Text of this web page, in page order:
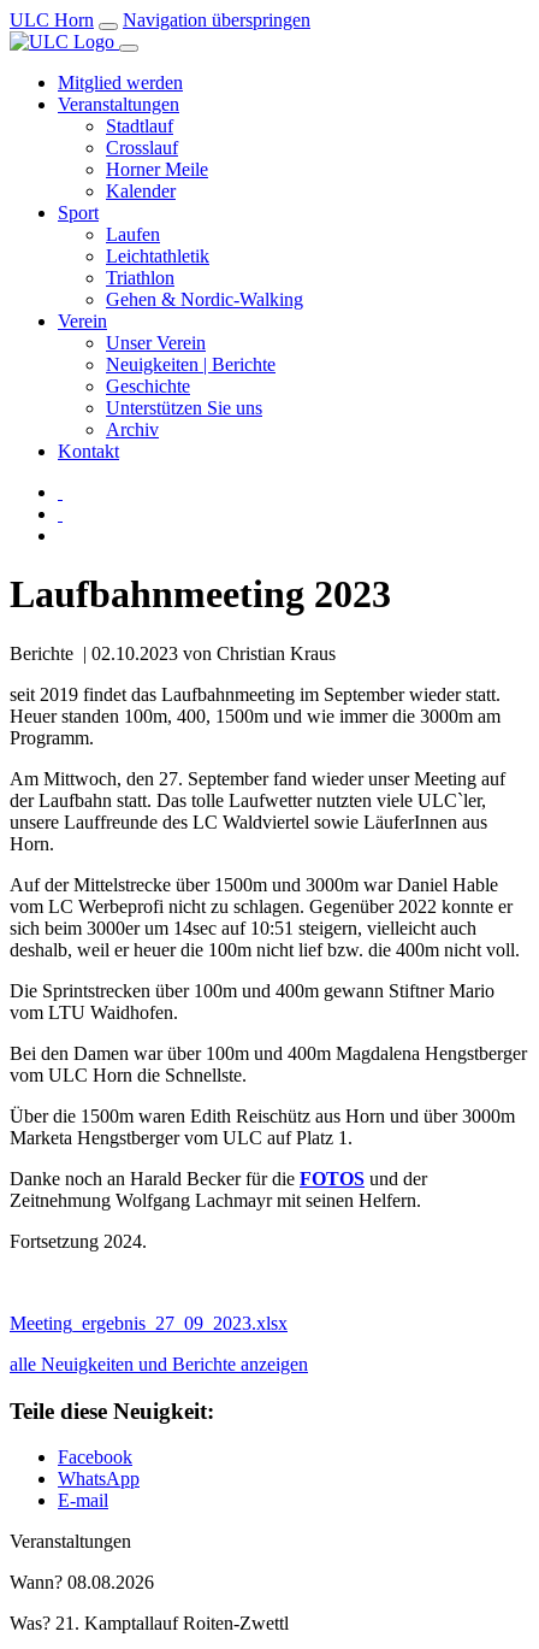
ULC Horn Navigation überspringen
Mitglied werden
Veranstaltungen
Stadtlauf
Crosslauf
Horner Meile
Kalender
Sport
Laufen
Leichtathletik
Triathlon
Gehen & Nordic-Walking
Verein
Unser Verein
Neuigkeiten | Berichte
Geschichte
Unterstützen Sie uns
Archiv
Kontakt
Laufbahnmeeting 2023
Berichte | 02.10.2023 von Christian Kraus
seit 2019 findet das Laufbahnmeeting im September wieder statt.
Heuer standen 100m, 400, 1500m und wie immer die 3000m am
Programm.
Am Mittwoch, den 27. September fand wieder unser Meeting auf
der Laufbahn statt. Das tolle Laufwetter nutzten viele ULC`ler,
unsere Lauffreunde des LC Waldviertel sowie LäuferInnen aus
Horn.
Auf der Mittelstrecke über 1500m und 3000m war Daniel Hable
vom LC Werbeprofi nicht zu schlagen. Gegenüber 2022 konnte er
sich beim 3000er um 14sec auf 10:51 steigern, vielleicht auch
deshalb, weil er heuer die 100m nicht lief bzw. die 400m nicht voll.
Die Sprintstrecken über 100m und 400m gewann Stiftner Mario
vom LTU Waidhofen.
Bei den Damen war über 100m und 400m Magdalena Hengstberger
vom ULC Horn die Schnellste.
Über die 1500m waren Edith Reischütz aus Horn und über 3000m
Marketa Hengstberger vom ULC auf Platz 1.
Danke noch an Harald Becker für die FOTOS und der
Zeitnehmung Wolfgang Lachmayr mit seinen Helfern.
Fortsetzung 2024.
Meeting_ergebnis_27_09_2023.xlsx
alle Neuigkeiten und Berichte anzeigen
Teile diese Neuigkeit:
Facebook
WhatsApp
E-mail
Veranstaltungen
Wann? 08.08.2026
Was? 21. Kamptallauf Roiten-Zwettl